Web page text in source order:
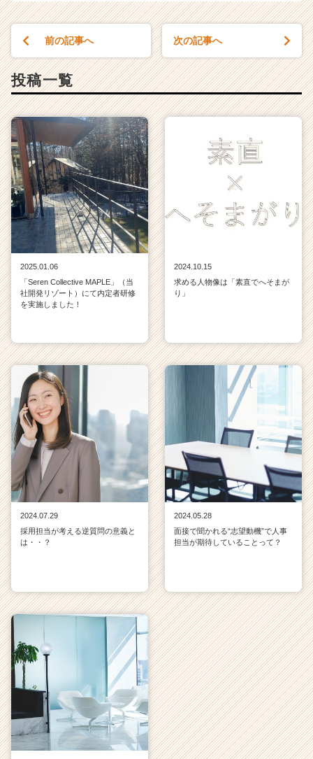
前の記事へ 次の記事へ
投稿一覧
2025.01.06
「Seren Collective MAPLE」（当
社開発リゾート）にて内定者研修
を実施しました！
2024.10.15
求める人物像は「素直でへそまが
り」
2024.07.29
採用担当が考える逆質問の意義と
は・・？
2024.05.28
面接で聞かれる“志望動機”で人事
担当が期待していることって？